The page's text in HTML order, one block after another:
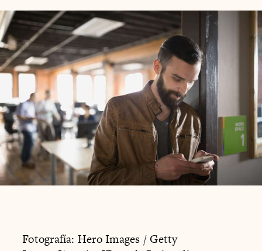
Fotografía: Hero Images / Getty